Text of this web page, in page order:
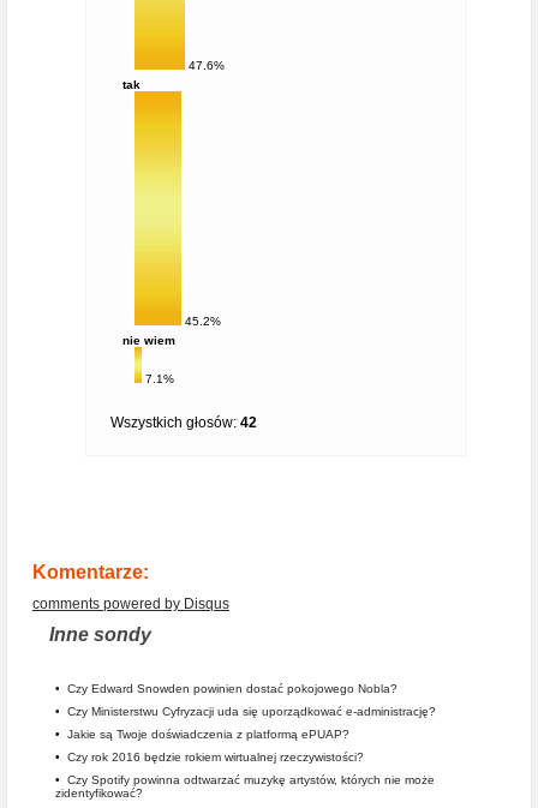
47.6%
tak
45.2%
nie wiem
7.1%
Wszystkich głosów: 42
Komentarze:
comments powered by Disqus
Inne sondy
• Czy Edward Snowden powinien dostać pokojowego Nobla?
• Czy Ministerstwu Cyfryzacji uda się uporządkować e-administrację?
• Jakie są Twoje doświadczenia z platformą ePUAP?
• Czy rok 2016 będzie rokiem wirtualnej rzeczywistości?
• Czy Spotify powinna odtwarzać muzykę artystów, których nie może
zidentyfikować?